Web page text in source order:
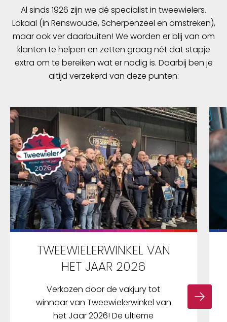
Al sinds 1926 zijn we dé specialist in tweewielers.
Lokaal (in Renswoude, Scherpenzeel en omstreken),
maar ook ver daarbuiten! We worden er blij van om
klanten te helpen en zetten graag nét dat stapje
extra om te bereiken wat er nodig is. Daarbij ben je
altijd verzekerd van deze punten:
TWEEWIELERWINKEL VAN
HET JAAR 2026
Verkozen door de vakjury tot
winnaar van Tweewielerwinkel van
het Jaar 2026! De ultieme